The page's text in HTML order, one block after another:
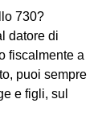
730?
datore di
fiscalmente a
puoi sempre
e figli, sul